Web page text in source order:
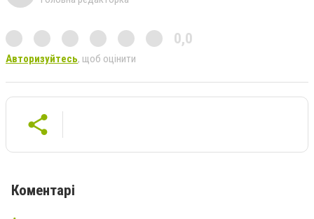
0,0
Авторизуйтесь, щоб оцінити
Коментарі